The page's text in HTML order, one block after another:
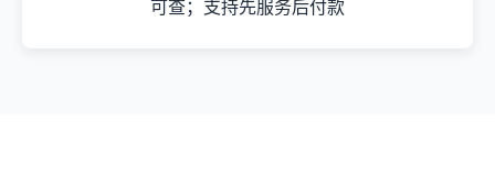
可查；支持先服务后付款